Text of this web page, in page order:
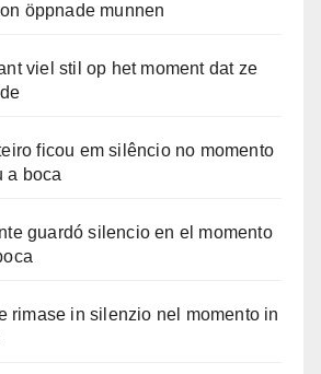
öppnade munnen
viel stil op het moment dat ze
ficou em silêncio no momento
a boca
guardó silencio en el momento
rimase in silenzio nel momento in